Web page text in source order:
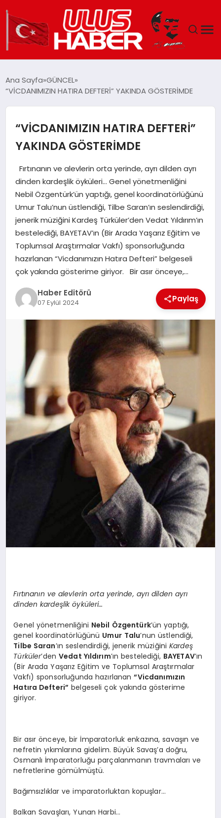
EKONOMI
SIYASET
MAGAZIN
SPOR
YAŞAM
Ana Sayfa GÜNCEL
“VİCDANIMIZIN HATIRA DEFTERİ” YAKINDA GÖSTERİMDE
“VİCDANIMIZIN HATIRA DEFTERİ”
YAKINDA GÖSTERİMDE
Fırtınanın ve alevlerin orta yerinde, ayrı dilden ayrı
dinden kardeşlik öyküleri… Genel yönetmenliğini
Nebil Özgentürk’ün yaptığı, genel koordinatörlüğünü
Umur Talu’nun üstlendiği, Tilbe Saran’ın seslendirdiği,
jenerik müziğini Kardeş Türküler’den Vedat Yıldırım’ın
bestelediği, BAYETAV’ın (Bir Arada Yaşarız Eğitim ve
Toplumsal Araştırmalar Vakfı) sponsorluğunda
hazırlanan “Vicdanımızın Hatıra Defteri” belgeseli
çok yakında gösterime giriyor. Bir asır önceye,…
Haber Editörü
07 Eylül 2024 Paylaş
Fırtınanın ve alevlerin orta yerinde, ayrı dilden ayrı
dinden kardeşlik öyküleri…
Genel yönetmenliğini Nebil Özgentürk’ün yaptığı,
genel koordinatörlüğünü Umur Talu’nun üstlendiği,
Tilbe Saran’ın seslendirdiği, jenerik müziğiniKardeş
Türküler’den Vedat Yıldırım’ın bestelediği, BAYETAV’ın
(Bir Arada Yaşarız Eğitim ve Toplumsal Araştırmalar
Vakfı) sponsorluğunda hazırlanan“Vicdanımızın
Hatıra Defteri” belgeseli çok yakında gösterime
giriyor.
Bir asır önceye, bir İmparatorluk enkazına, savaşın ve
nefretin yıkımlarına gidelim. Büyük Savaş’a doğru,
Osmanlı İmparatorluğu parçalanmanın travmaları ve
nefretlerine gömülmüştü.
Bağımsızlıklar ve imparatorluktan kopuşlar…
Balkan Savaşları, Yunan Harbi…